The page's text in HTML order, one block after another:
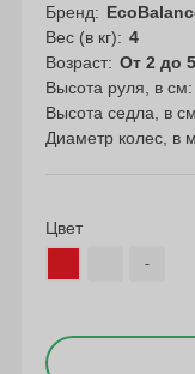
Бренд
Вес (в кг)
4
Возраст
От 2 до
Высота руля, в см
Высота седла, в см
Диаметр колес, в
Цвет
-